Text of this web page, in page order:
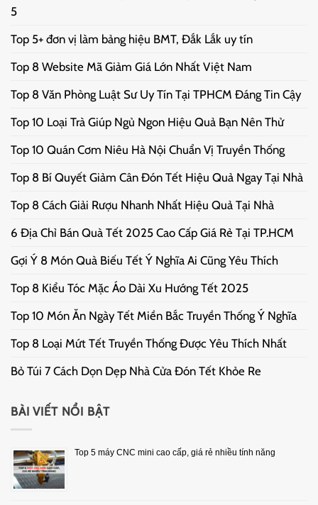
5
Top 5+ đơn vị làm bảng hiệu BMT, Đắk Lắk uy tín
Top 8 Website Mã Giảm Giá Lớn Nhất Việt Nam
Top 8 Văn Phòng Luật Sư Uy Tín Tại TPHCM Đáng Tin Cậy
Top 10 Loại Trà Giúp Ngủ Ngon Hiệu Quả Bạn Nên Thử
Top 10 Quán Cơm Niêu Hà Nội Chuẩn Vị Truyền Thống
Top 8 Bí Quyết Giảm Cân Đón Tết Hiệu Quả Ngay Tại Nhà
Top 8 Cách Giải Rượu Nhanh Nhất Hiệu Quả Tại Nhà
6 Địa Chỉ Bán Quà Tết 2025 Cao Cấp Giá Rẻ Tại TP.HCM
Gợi Ý 8 Món Quà Biếu Tết Ý Nghĩa Ai Cũng Yêu Thích
Top 8 Kiểu Tóc Mặc Áo Dài Xu Hướng Tết 2025
Top 10 Món Ăn Ngày Tết Miền Bắc Truyền Thống Ý Nghĩa
Top 8 Loại Mứt Tết Truyền Thống Được Yêu Thích Nhất
Bỏ Túi 7 Cách Dọn Dẹp Nhà Cửa Đón Tết Khỏe Re
BÀI VIẾT NỔI BẬT
Top 5 máy CNC mini cao cấp, giá rẻ nhiều tính năng